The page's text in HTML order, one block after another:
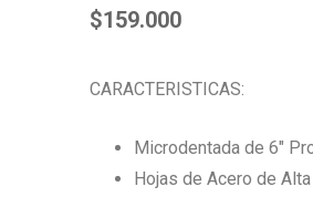
$159.000
CARACTERISTICAS:
Microdentada de 6″
Hojas de Acero de